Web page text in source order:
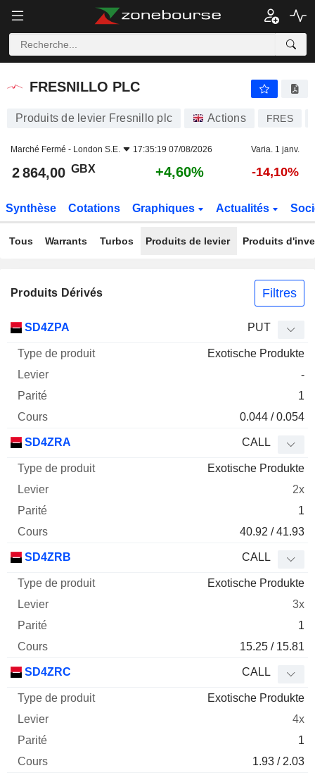
FRESNILLO PLC
FRESNILLO PLC
Produits de levier Fresnillo plc Actions FRES
Marché Fermé - London S.E. 17:35:19 07/08/2026 Varia. 1 janv.
2 864,00 GBX +4,60% -14,10%
Synthèse Cotations Graphiques Actualités
Tous Warrants Turbos Produits de levier Produits
Produits Dérivés Filtres
Mnemo Type produit
Cours
SD4ZPA PUT
Exotische Produkte
-
1
0.044 / 0.054
SD4ZRA CALL
Exotische Produkte
2x
1
40.92 / 41.93
SD4ZRB CALL
Exotische Produkte
3x
1
15.25 / 15.81
SD4ZRC CALL
Exotische Produkte
4x
1
1.93 / 2.03